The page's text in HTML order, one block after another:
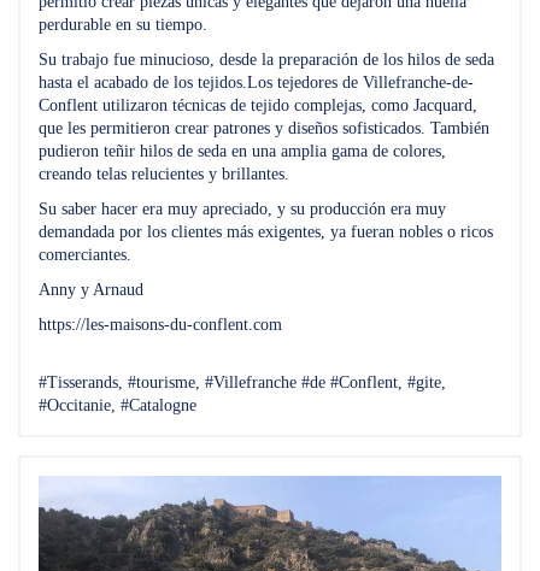
perdurable en su tiempo.
Su trabajo fue minucioso, desde la preparación de los hilos de seda
hasta el acabado de los tejidos.Los tejedores de Villefranche-de-
Conflent utilizaron técnicas de tejido complejas, como Jacquard,
que les permitieron crear patrones y diseños sofisticados. También
pudieron teñir hilos de seda en una amplia gama de colores,
creando telas relucientes y brillantes.
Su saber hacer era muy apreciado, y su producción era muy
demandada por los clientes más exigentes, ya fueran nobles o ricos
comerciantes.
Anny y Arnaud
https://les-maisons-du-conflent.com
#Tisserands, #tourisme, #Villefranche #de #Conflent, #gite,
#Occitanie, #Catalogne